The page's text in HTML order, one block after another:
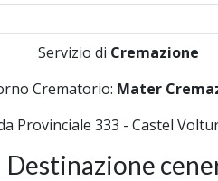
Servizio di Cremazione
Crematorio: Mater
Provinciale 333 - Castel
Destinazione